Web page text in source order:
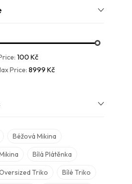
100 Kč
Price: 8999 Kč
Béžová Mikina
Bílá Plátěnka
Triko Bílé Triko